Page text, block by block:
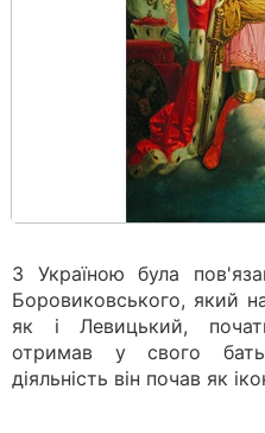
З Україною була
Боровиковського, який
як і Левицький,
отримав у свого
діяльність він почав як